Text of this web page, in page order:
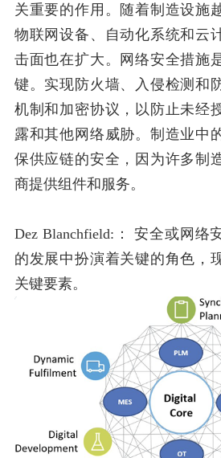
关重要的作用。随着制造设施
物联网设备、自动化系统和云
击面也在扩大。网络安全措施
键。实现防火墙、入侵检测和
机制和加密协议，以防止未经
露和其他网络威胁。制造业中
保供应链的安全，因为许多制
商提供组件和服务。
Dez Blanchfield:：
安全或网络
的发展中扮演着关键的角色，
关键要素。